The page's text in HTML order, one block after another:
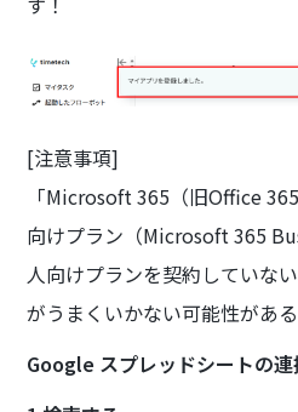
[注意事項]
「Microsoft 365（旧Office
向けプラン（Microsoft 365
人向けプランを契約していな
がうまくいかない可能性があ
Google スプレッドシートの連